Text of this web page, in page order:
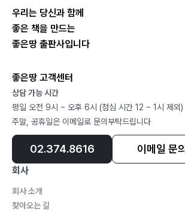
우리는 당신과 함께
좋은 책을 만드는
좋은땅 출판사입니다
좋은땅 고객센터
상담 가능 시간
평일 오전 9시 ~ 오후 6시 (점심 시간 12 ~ 1시 제외)
주말, 공휴일은 이메일로 문의부탁드립니다
02.374.8616 이메일 문의
회사
회사 소개
찾아오는 길